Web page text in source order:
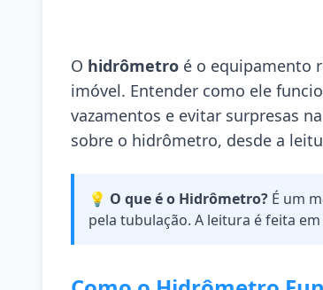
O hidrômetro é o equipamento
imóvel. Entender como ele
vazamentos e evitar surpresas na
sobre o hidrômetro, desde a
💡 O que é o Hidrômetro? É um
pela tubulação. A leitura é feita